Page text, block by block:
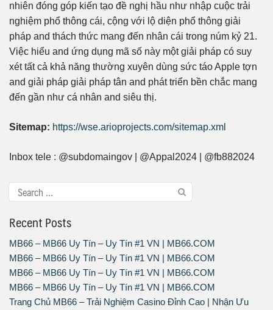
nhiên đóng góp kiến tạo đề nghị hầu như nhập cuộc trải
nghiệm phổ thông cái, cộng với lộ diện phổ thông giải
pháp and thách thức mang đến nhân cái trong núm kỷ 21.
Việc hiểu and ứng dụng mã số này một giải pháp có suy
xét tất cả khả năng thường xuyên dùng sức táo Apple tợn
and giải pháp giải pháp tân and phát triển bền chắc mang
đến gần như cá nhân and siêu thị.
Sitemap: https://wse.arioprojects.com/sitemap.xml
Inbox tele : @subdomaingov | @Appal2024 | @fb882024
Recent Posts
MB66 – MB66 Uy Tín – Uy Tín #1 VN | MB66.COM
MB66 – MB66 Uy Tín – Uy Tín #1 VN | MB66.COM
MB66 – MB66 Uy Tín – Uy Tín #1 VN | MB66.COM
MB66 – MB66 Uy Tín – Uy Tín #1 VN | MB66.COM
Trang Chủ MB66 – Trải Nghiệm Casino Đỉnh Cao | Nhận Ưu